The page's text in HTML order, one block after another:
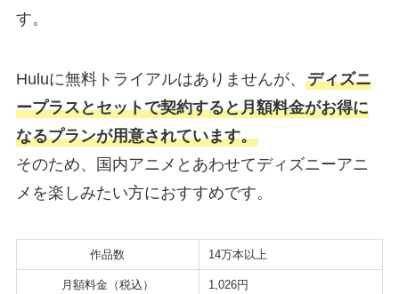
す。
Huluに無料トライアルはありませんが、 ディズニ
ープラスとセットで契約すると月額料金がお得に
なるプランが用意されています。
そのため、国内アニメとあわせてディズニーアニ
メを楽しみたい方におすすめです。
作品数 14万本以上
月額料金（税込） 1,026円